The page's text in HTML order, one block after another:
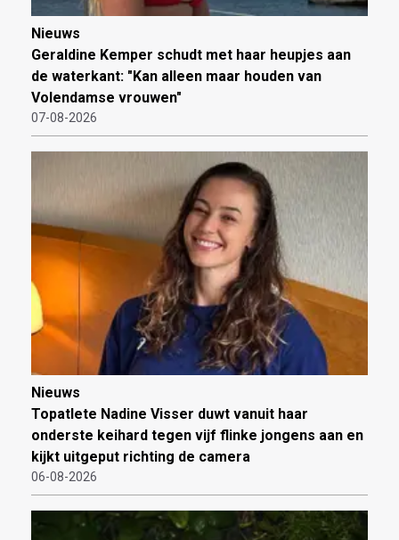
Nieuws
Geraldine Kemper schudt met haar heupjes aan
de waterkant: "Kan alleen maar houden van
Volendamse vrouwen"
07-08-2026
Nieuws
Topatlete Nadine Visser duwt vanuit haar
onderste keihard tegen vijf flinke jongens aan en
kijkt uitgeput richting de camera
06-08-2026